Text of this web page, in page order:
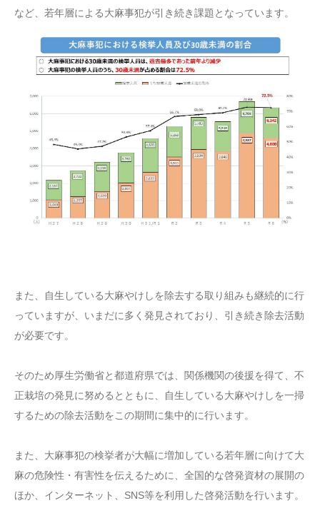
など、若年層による大麻事犯が引き続き課題となっています。
また、自生している大麻やけしを除去する取り組みも継続的に行
っていますが、いまだに多く発見されており、引き続き除去活動
が必要です。
そのため厚生労働省と都道府県では、関係機関の後援を得て、不
正栽培の発見に努めるとともに、自生している大麻やけしを一掃
するための除去活動をこの期間に集中的に行います。
また、大麻事犯の検挙者が大幅に増加している若年層に向けて大
麻の危険性・有害性を伝えるために、全国的な啓発資材の展開の
ほか、インターネット、SNS等を利用した啓発活動を行います。